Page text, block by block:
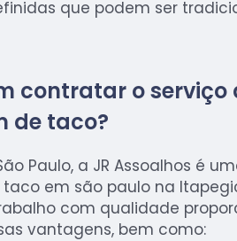
que podem ser
contratar o serviço
de taco?
Paulo, a JR Assoalhos é
em são paulo na
com qualidade
vantagens, bem como: